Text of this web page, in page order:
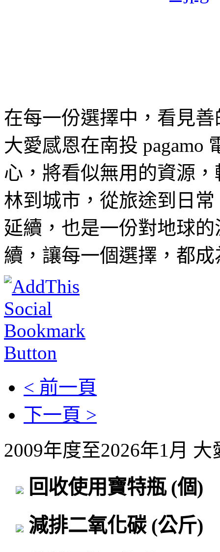
在每一份選擇中，看見
大愛感恩在南投 pagamo
心，將看似無用的資源
林到城市，從旅途到日
延續，也是一份對地球
續，讓每一個選擇，都
< 前一頁
下一頁 >
2009年度至2026年1月
回收使用寶特瓶 (個)
減排二氧化碳 (公斤)